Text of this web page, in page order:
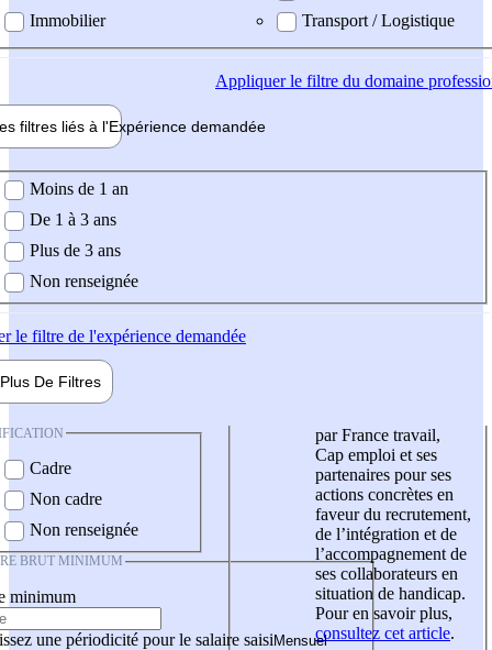
Immobilier
Transport / Logistique
Appliquerle filtre du domaine
filtres liés à l'Expérience demandée
demandée
Moins de 1 an
De 1 à 3 ans
Plus de 3 ans
Non renseignée
le filtre de l'expérience demandée
Plus De Filtres
Cadre
Non cadre
Non renseignée
BRUT MINIMUM
minimum
une périodicité pour le salaire saisi
par France travail,
Cap emploi et ses
partenaires pour ses
actions concrètes en
faveur du recrutement,
de l’intégration et de
l’accompagnement de
ses collaborateurs en
situation de handicap.
Pour en savoir plus,
consultez cet article.